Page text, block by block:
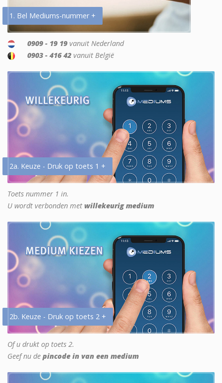
1. Bel Mediums-nummer +
0909 - 19 19 vanuit Nederland
0903 - 416 42 vanuit België
2a. Keuze - Druk op toets 1 +
Toets nummer 1 in.
U wordt verbonden met willekeurig medium
2b. Keuze - Druk op toets 2 +
Of u drukt op toets 2.
Geef nu de pincode in van een medium